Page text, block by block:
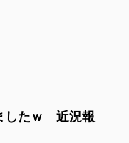
したｗ 近況報